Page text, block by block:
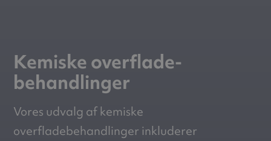
Kemiske overflade­
behandlinger
Vores udvalg af kemiske
overfladebehandlinger inkluderer